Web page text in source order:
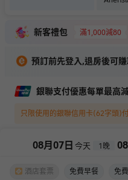
新客禮包 滿1,000減80
預訂前先登入,退房後可
銀聯支付優惠每單最高
只限使用的銀聯信用卡(62字頭)
08月 07 日 今天 1 晚 08
酒店套票 免費早餐 免